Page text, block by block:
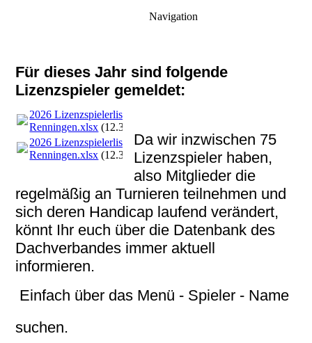
Navigation
Für dieses Jahr sind folgende
Lizenzspieler gemeldet:
2026 Lizenzspielerliste
Renningen.xlsx (12.37KB)
2026 Lizenzspielerliste
Renningen.xlsx (12.37KB)
Da wir inzwischen 75
Lizenzspieler haben,
also Mitglieder die
regelmäßig an Turnieren teilnehmen und
sich deren Handicap laufend verändert,
könnt Ihr euch über die Datenbank des
Dachverbandes immer aktuell
informieren.
Einfach über das Menü - Spieler - Name
suchen.